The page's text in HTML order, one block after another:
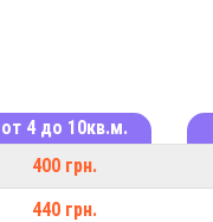
от 4 до 10кв.м.
400 грн.
440 грн.